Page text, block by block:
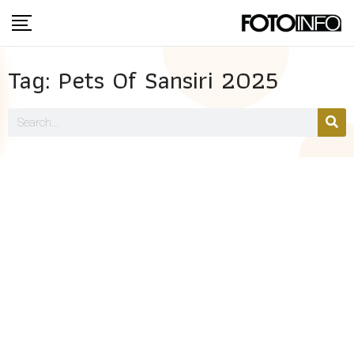
Tag: Pets Of Sansiri 2025